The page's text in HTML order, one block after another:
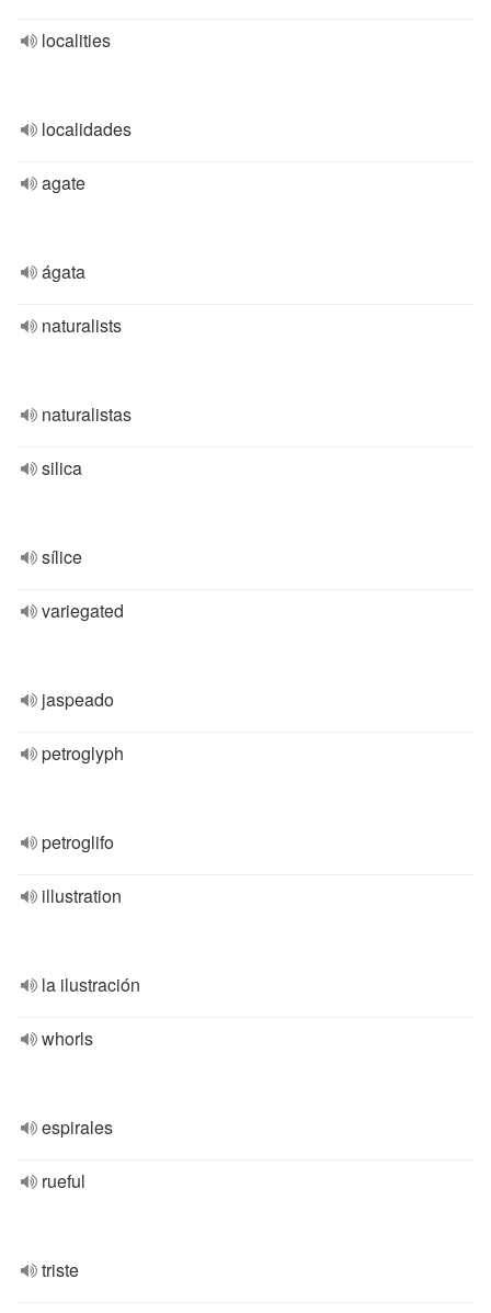
localities
localidades
agate
ágata
naturalists
naturalistas
silica
sílice
variegated
jaspeado
petroglyph
petroglifo
illustration
la ilustración
whorls
espirales
rueful
triste